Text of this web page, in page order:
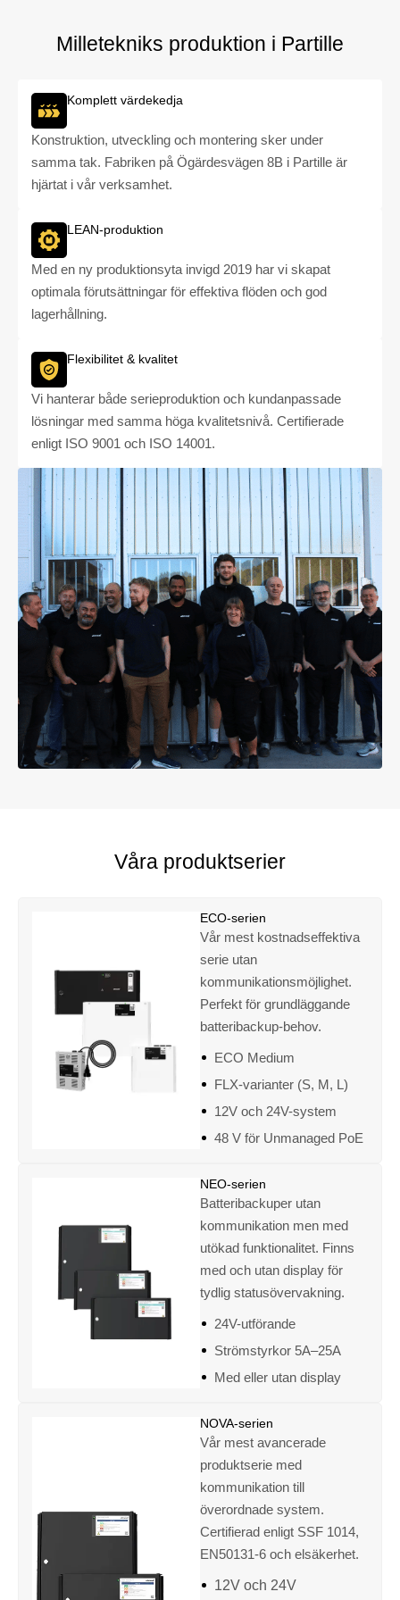
Milletekniks produktion i Partille
Komplett värdekedja
Konstruktion, utveckling och montering sker under
samma tak. Fabriken på Ögärdesvägen 8B i Partille är
hjärtat i vår verksamhet.
LEAN-produktion
Med en ny produktionsyta invigd 2019 har vi skapat
optimala förutsättningar för effektiva flöden och god
lagerhållning.
Flexibilitet & kvalitet
Vi hanterar både serieproduktion och kundanpassade
lösningar med samma höga kvalitetsnivå. Certifierade
enligt ISO 9001 och ISO 14001.
Våra produktserier
ECO-serien
Vår mest kostnadseffektiva
serie utan
kommunikationsmöjlighet.
Perfekt för grundläggande
batteribackup-behov.
ECO Medium
FLX-varianter (S, M, L)
12V och 24V-system
48 V för Unmanaged PoE
NEO-serien
Batteribackuper utan
kommunikation men med
utökad funktionalitet. Finns
med och utan display för
tydlig statusövervakning.
24V-utförande
Strömstyrkor 5A–25A
Med eller utan display
NOVA-serien
Vår mest avancerade
produktserie med
kommunikation till
överordnade system.
Certifierad enligt SSF 1014,
EN50131-6 och elsäkerhet.
12V och 24V